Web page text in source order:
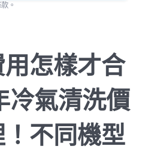
。
怎樣才合
冷氣清洗價
不同機型